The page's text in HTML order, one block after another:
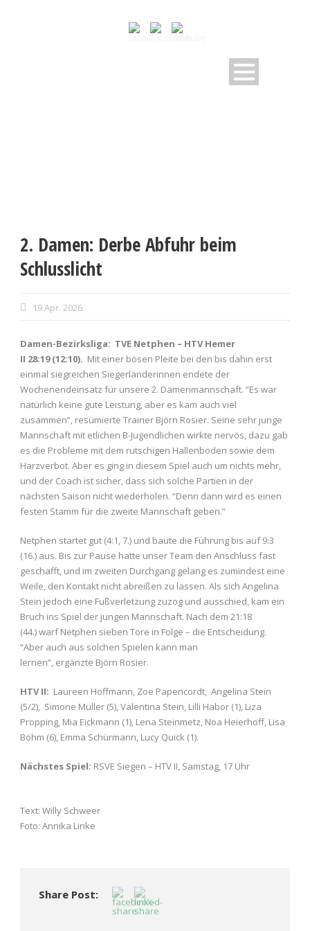
2. Damen: Derbe Abfuhr beim
Schlusslicht
19 Apr. 2026
Damen-Bezirksliga: TVE Netphen – HTV Hemer
II 28:19 (12:10). Mit einer bösen Pleite bei den bis dahin erst
einmal siegreichen Siegerländerinnen endete der
Wochenendeinsatz für unsere 2. Damenmannschaft. “Es war
natürlich keine gute Leistung, aber es kam auch viel
zusammen”, resümierte Trainer Björn Rosier. Seine sehr junge
Mannschaft mit etlichen B-Jugendlichen wirkte nervös, dazu gab
es die Probleme mit dem rutschigen Hallenboden sowie dem
Harzverbot. Aber es ging in diesem Spiel auch um nichts mehr,
und der Coach ist sicher, dass sich solche Partien in der
nächsten Saison nicht wiederholen. “Denn dann wird es einen
festen Stamm für die zweite Mannschaft geben.”
Netphen startet gut (4:1, 7.) und baute die Führung bis auf 9:3
(16.) aus. Bis zur Pause hatte unser Team den Anschluss fast
geschafft, und im zweiten Durchgang gelang es zumindest eine
Weile, den Kontakt nicht abreißen zu lassen. Als sich Angelina
Stein jedoch eine Fußverletzung zuzog und ausschied, kam ein
Bruch ins Spiel der jungen Mannschaft. Nach dem 21:18
(44.) warf Netphen sieben Tore in Folge – die Entscheidung.
“Aber auch aus solchen Spielen kann man
lernen”, ergänzte Björn Rosier.
HTV II: Laureen Hoffmann, Zoe Papencordt, Angelina Stein
(5/2), Simone Müller (5), Valentina Stein, Lilli Habor (1), Liza
Propping, Mia Eickmann (1), Lena Steinmetz, Noa Heierhoff, Lisa
Böhm (6), Emma Schürmann, Lucy Quick (1).
Nächstes Spiel: RSVE Siegen – HTV II, Samstag, 17 Uhr
Text: Willy Schweer
Foto: Annika Linke
Share Post: